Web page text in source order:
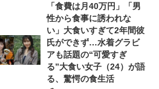
「食費は月40万円」「男
性から食事に誘われな
い」大食いすぎて2年間彼
氏ができず…水着グラビ
アも話題の“可愛すぎ
る”大食い女子（24）が語
る、驚愕の食生活